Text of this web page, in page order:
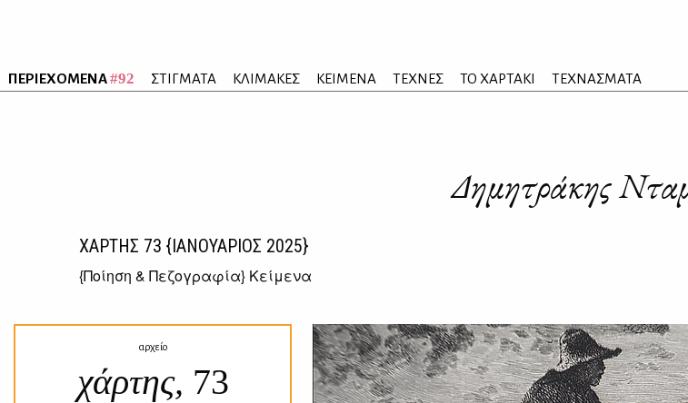
ΠΕΡΙΕΧΟΜΕΝΑ#92 ΣΤΙΓΜΑΤΑ ΚΛΙΜΑΚΕΣ ΚΕΙΜΕΝΑ ΤΕΧΝΕΣ ΤΟ ΧΑΡΤΑΚΙ ΤΕΧΝΑΣΜΑΤΑ
Δημητράκης
ΧΑΡΤΗΣ 73 {ΙΑΝΟΥΑΡΙΟΣ 2025}
{Ποίηση & Πεζογραφία} Κείμενα
αρχείο
χάρτης, 73